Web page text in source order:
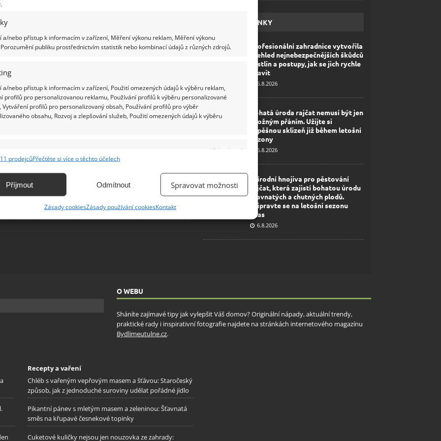
a/nebo přístup k informacím v zařízení, Měření výkonu reklam, Měření výkonu
publiku prostřednictvím statistik nebo kombinací údajů z různých zdrojů.
a/nebo přístup k informacím v zařízení, Použití omezených údajů k výběru reklam,
profilů pro personalizovanou reklamu, Používání profilů k výběru personalizované
Vytváření profilů pro personalizovaný obsah, Používání profilů pro výběr
obsahu, Rozvoj a zlepšování služeb, Použití omezených údajů k výběru
Vždy aktivní
zařízení na základě automaticky přenášených informací.
aktivně vyžádaných informací.
prodejcůPřečtěte si více o těchto účelech
Příjmout Odmítnout Spravovat možnosti
Zásady cookiesZásady používání cookiesKontakt
nábytek vdechne vaší kanceláři
domovu nový rozměr
Interiér
plast či kov. Máte-li touhu vybavit si svou kancelář nebo
netradičně, pak vsaďte na karton. Tento nábytek
nápadité řešení nejen pro ekologicky
domov – chraňte děti před
Interiér
domov není pouze o kvalitním nábytku a dalším
vyhovujícím věku dítěte. Mnohdy se rodiče všemožně
vytvořit útulné prostředí pro děti, dbají všech různých
opatření, ale zapomínají přitom na fakt, že i
ŽHAVÉ NOVINKY
Profesionální zahradnice vytvořila
přehled nejnebezpečnějších škůdců
rostlin a postupy, jak se jich rychle
zbavit
6.8.2026
Bohatá úroda rajčat nemusí být jen
zbožným přáním. Užijte si
úspěšnou sklizeň již během letošní
sezony
6.8.2026
Přírodní hnojiva pro pěstování
rajčat, která zajistí bohatou úrodu
šťavnatých a chutných plodů.
Připravte se na letošní sezonu
včas
6.8.2026
O WEBU
Sháníte zajímavé tipy jak vylepšit Váš domov? Originální nápady, aktuální trendy,
praktické rady i inspirativní fotografie najdete na stránkách internetového magazínu
Bydlimeutulne.cz.
Recepty a vaření
Chléb s vařeným vepřovým masem a šťávou: Staročeský
způsob, jak z jednoduché suroviny udělat pořádné jídlo
Pikantní pánev s mletým masem a zeleninou: Šťavnatá
směs na křupavé česnekové topinky
Cuketové kuličky nejsou jen nouzovka ze zahrady: